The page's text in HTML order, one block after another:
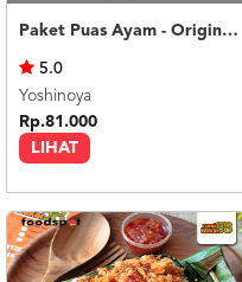
Paket Puas Ayam - Original Beef Paket Puas (R)
LIHAT
5.0
Yoshinoya
Rp.81.000